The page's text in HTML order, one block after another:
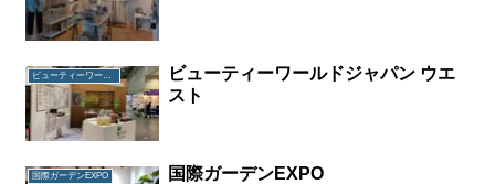
ビューティーワールドジャパン ウエスト
ビューティーワールドジャパン ウエ
スト
国際ガーデンEXPO 国際ガーデンEXPO